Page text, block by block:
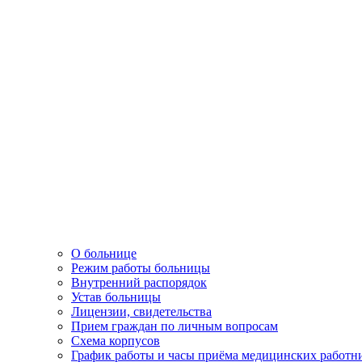
О больнице
Режим работы больницы
Внутренний распорядок
Устав больницы
Лицензии, свидетельства
Прием граждан по личным вопросам
Схема корпусов
График работы и часы приёма медицинских